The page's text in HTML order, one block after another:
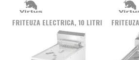
pe preferintele, nevoile si bugetul
dumneavoastra. Contactati-ne acum
sustinem geniul din bucataria
FRITEUZA ELECTRICA, 10 LITRI